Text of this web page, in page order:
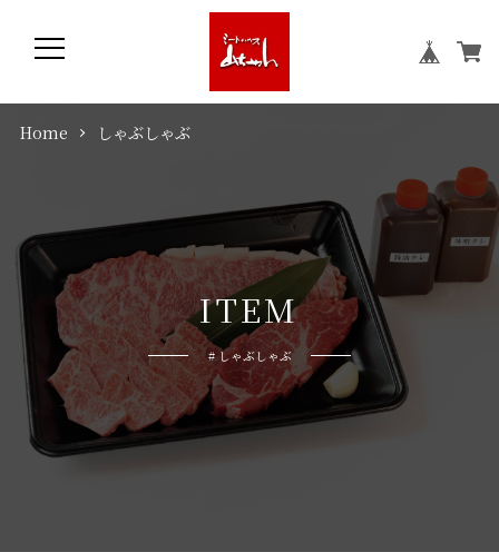
ITEM
# しゃぶしゃぶ
Home しゃぶしゃぶ